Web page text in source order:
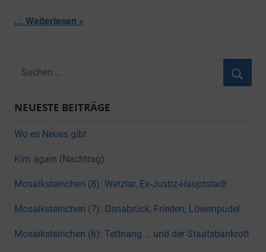
... Weiterlesen
Suchen
NEUESTE BEITRÄGE
Wo es Neues gibt
Kirn again (Nachtrag)
Mosaiksteinchen (8): Wetzlar, Ex-Justiz-Hauptstadt
Mosaiksteinchen (7): Osnabrück, Frieden, Löwenpudel
Mosaiksteinchen (6): Tettnang … und der Staatsbankrott